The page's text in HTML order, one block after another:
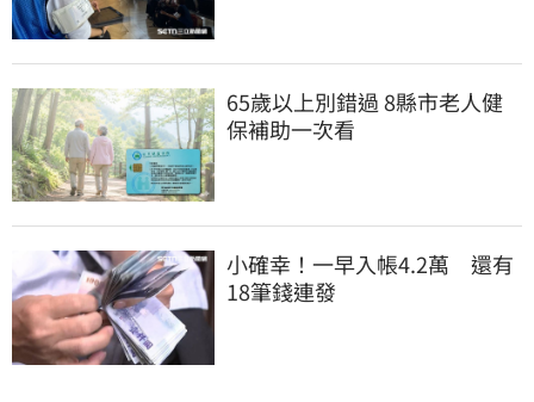
65歲以上別錯過 8縣市老人健
保補助一次看
小確幸！一早入帳4.2萬　還有
18筆錢連發